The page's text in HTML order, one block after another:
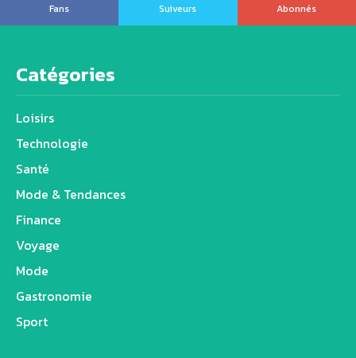
Fans
Suiveurs
Abonnés
Catégories
Loisirs
Technologie
Santé
Mode & Tendances
Finance
Voyage
Mode
Gastronomie
Sport